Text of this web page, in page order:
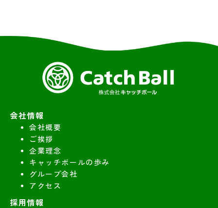
会社情報
会社概要
ご挨拶
企業理念
キャッチボールの歩み
グループ会社
アクセス
採用情報